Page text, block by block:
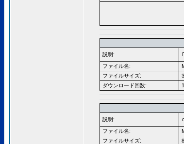
説明:
ファイル名:
ファイルサイズ:
ダウンロード回数:
説明:
ファイル名:
ファイルサイズ: